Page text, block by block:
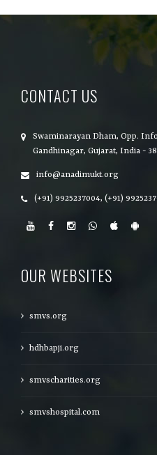
CONTACT US
Swaminarayan Dham, Opp.
Gandhinagar, Gujarat, India -
info@anadimukt.org
(+91) 9925237004, (+91)
OUR WEBSITES
smvs.org
hdhbapji.org
smvscharities.org
smvshospital.com